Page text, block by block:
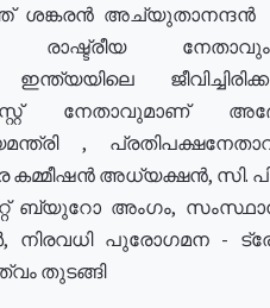
ശങ്കരൻ അച്യുതാനന്ദൻ
രാഷ്ട്രീയ
നേതാവുമാണ്
,
കമ്മീഷൻ അധ്യക്ഷൻ, സി.
ബ്യുറോ അംഗം,
നിരവധി പുരോഗമന -
തുടങ്ങി